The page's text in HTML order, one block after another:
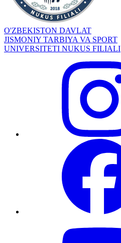
O'ZBEKISTON DAVLAT
JISMONIY TARBIYA VA SPORT
UNIVERSITETI NUKUS FILIALI